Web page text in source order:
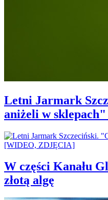
Letni Jarmark
aniżeli w
W części Kanału
złotą algę